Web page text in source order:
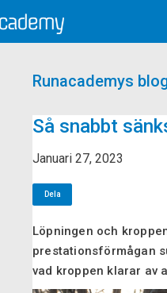
Runacademys
Så snabbt
Januari 27, 2023
Dela
Löpningen och
prestationsförmågan
vad kroppen klarar av